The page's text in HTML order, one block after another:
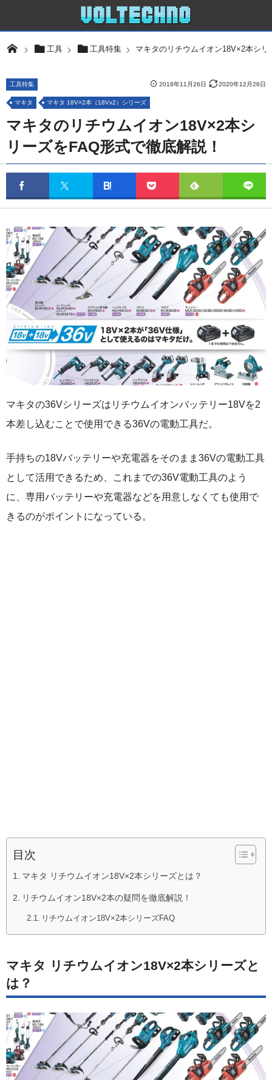
工具 工具特集 マキタのリチウムイオン18V×2本シ
2018年11月26日 2020年12月26日
工具特集
マキタ マキタ 18V×2本（18Vx2）シリーズ
マキタのリチウムイオン18V×2本シ
リーズをFAQ形式で徹底解説！
マキタの36Vシリーズはリチウムイオンバッテリー18Vを2
本差し込むことで使用できる36Vの電動工具だ。
手持ちの18Vバッテリーや充電器をそのまま36Vの電動工具
として活用できるため、これまでの36V電動工具のよう
に、専用バッテリーや充電器などを用意しなくても使用で
きるのがポイントになっている。
目次
マキタ リチウムイオン18V×2本シリーズとは？
リチウムイオン18V×2本の疑問を徹底解説！
リチウムイオン18V×2本シリーズFAQ
マキタ リチウムイオン18V×2本シリーズと
は？